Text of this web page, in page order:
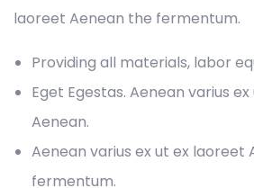
laoreet Aenean the fermentum.
Providing all materials, labor
Eget Egestas. Aenean varius
Aenean.
Aenean varius ex ut ex laoreet
fermentum.